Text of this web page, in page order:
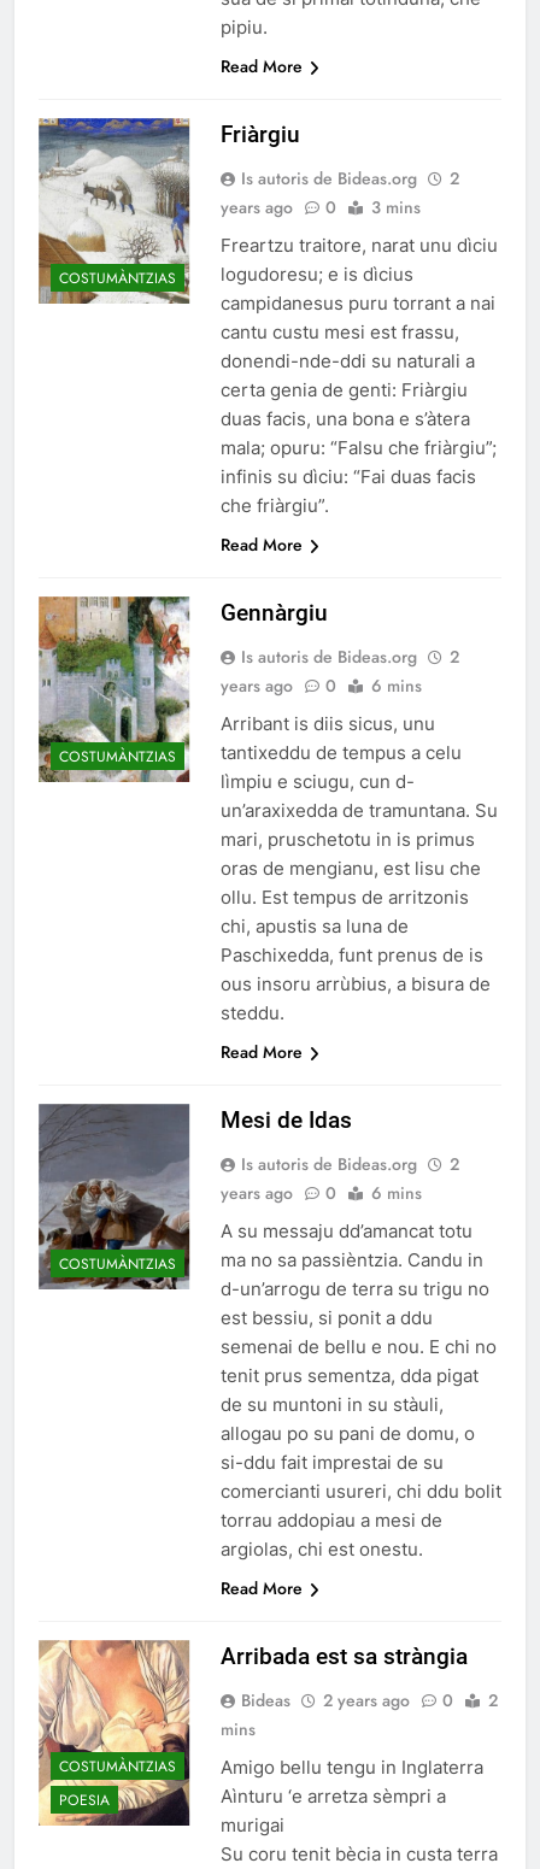
pipiu.
Read More
COSTUMÀNTZIAS
Friàrgiu
Is autoris de Bideas.org
2
years ago
0 3 mins
Freartzu traitore, narat unu dìciu
logudoresu; e is dìcius
campidanesus puru torrant a nai
cantu custu mesi est frassu,
donendi-nde-ddi su naturali a
certa genia de genti: Friàrgiu
duas facis, una bona e s’àtera
mala; opuru: “Falsu che friàrgiu”;
infinis su dìciu: “Fai duas facis
che friàrgiu”.
Read More
COSTUMÀNTZIAS
Gennàrgiu
Is autoris de Bideas.org
2
years ago
0 6 mins
Arribant is diis sicus, unu
tantixeddu de tempus a celu
lìmpiu e sciugu, cun d-
un’araxixedda de tramuntana. Su
mari, pruschetotu in is primus
oras de mengianu, est lisu che
ollu. Est tempus de arritzonis
chi, apustis sa luna de
Paschixedda, funt prenus de is
ous insoru arrùbius, a bisura de
steddu.
Read More
COSTUMÀNTZIAS
Mesi de Idas
Is autoris de Bideas.org
2
years ago
0 6 mins
A su messaju dd’amancat totu
ma no sa passièntzia. Candu in
d-un’arrogu de terra su trigu no
est bessiu, si ponit a ddu
semenai de bellu e nou. E chi no
tenit prus sementza, dda pigat
de su muntoni in su stàuli,
allogau po su pani de domu, o
si-ddu fait imprestai de su
comercianti usureri, chi ddu bolit
torrau addopiau a mesi de
argiolas, chi est onestu.
Read More
COSTUMÀNTZIAS
POESIA
Arribada est sa stràngia
Bideas 2 years ago 0
2
mins
Amigo bellu tengu in Inglaterra
Aìnturu ‘e arretza sèmpri a
murigai
Su coru tenit bècia in custa terra